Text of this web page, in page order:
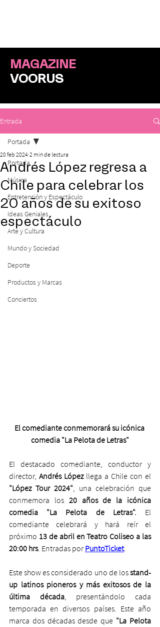
MAGAZINE
VOORUS
Entrada
Portada
Música
Entretención y Espectáculo
Ideas Geniales
Arte y Cultura
Mundo y Sociedad
Deporte
Productos y Marcas
Conciertos
Portada
Andrés López regresa a
Chile para celebrar los
20 años de su exitoso
espectáculo
20 feb 2024 2 min de lectura
El comediante conmemorará su icónica
comedia "La Pelota de Letras"
El destacado comediante, conductor y
director, Andrés López
"López Tour 2024", una celebración que
conmemora los 20 años de la icónica
comedia "La Pelota de Letras". El
comediante celebrará y hará reír el
próximo 13 de abril en Teatro Coliseo a las
20:00 hrs. Entradas por PuntoTicket.
Este show es considerado uno de los stand-
up latinos pioneros y más exitosos de la
última década, presentándolo cada
temporada en diversos países. Este año
marca dos décadas desde que "La Pelota